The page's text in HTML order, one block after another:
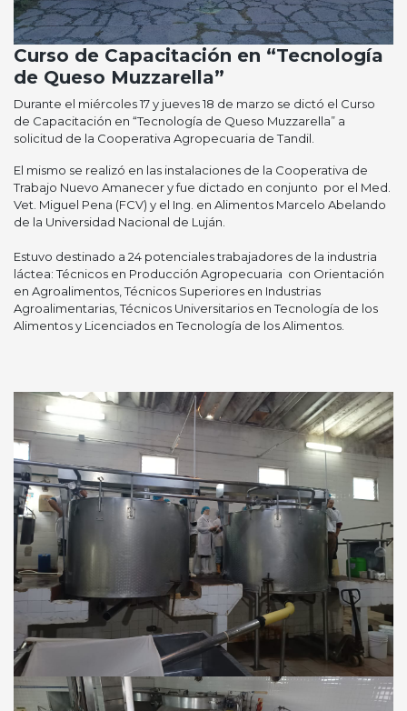
Curso de Capacitación en “Tecnología
de Queso Muzzarella”
Durante el miércoles 17 y jueves 18 de marzo se dictó el Curso
de Capacitación en “Tecnología de Queso Muzzarella” a
solicitud de la Cooperativa Agropecuaria de Tandil.
El mismo se realizó en las instalaciones de la Cooperativa de
Trabajo Nuevo Amanecer y fue dictado en conjunto por el Med.
Vet. Miguel Pena (FCV) y el Ing. en Alimentos Marcelo Abelando
de la Universidad Nacional de Luján.
Estuvo destinado a 24 potenciales trabajadores de la industria
láctea: Técnicos en Producción Agropecuaria con Orientación
en Agroalimentos, Técnicos Superiores en Industrias
Agroalimentarias, Técnicos Universitarios en Tecnología de los
Alimentos y Licenciados en Tecnología de los Alimentos.